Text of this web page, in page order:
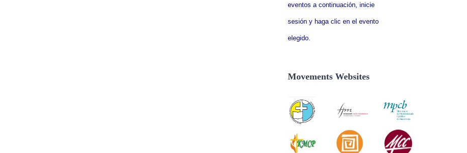
eventos a continuación, inicie
sesión y haga clic en el evento
elegido.
Movements Websites